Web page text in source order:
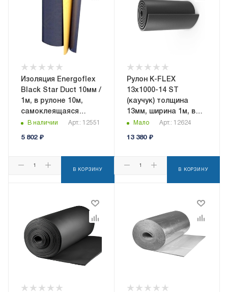
Изоляция Energoflex
Black Star Duct 10мм /
1м, в рулоне 10м,
самоклеящаяся
(EFXR10110BSDUC)
В наличии Арт.: 12551
5 802₽
В КОРЗИНУ
Рулон K-FLEX
13x1000-14 ST
(каучук) толщина
13мм, ширина 1м, в
рулоне 14кв.м
Мало Арт.: 12624
13 380₽
В КОРЗИНУ